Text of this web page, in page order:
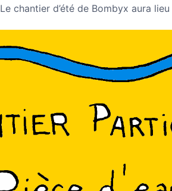
Le chantier d’été de Bombyx aura